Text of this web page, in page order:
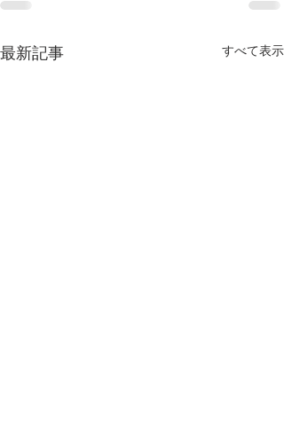
最新記事 すべて表示